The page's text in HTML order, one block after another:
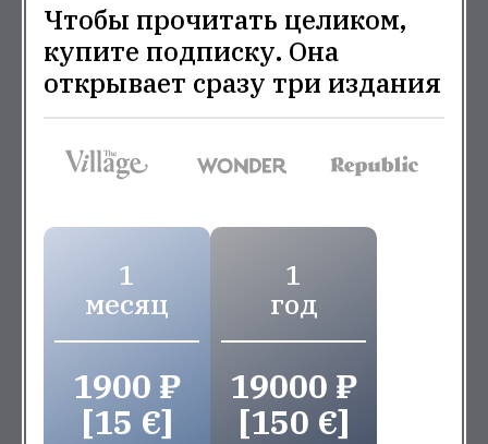
Чтобы прочитать целиком,
купите подписку. Она
открывает сразу три издания
1
месяц
1900 ₽
[15 €]
1
год
19000 ₽
[150 €]